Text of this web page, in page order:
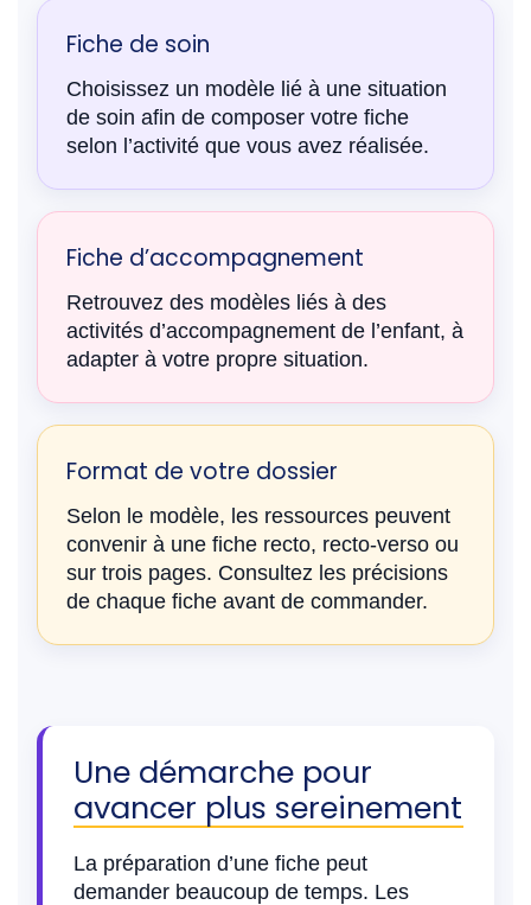
Fiche de soin
Choisissez un modèle lié à une situation
de soin afin de composer votre fiche
selon l’activité que vous avez réalisée.
Fiche d’accompagnement
Retrouvez des modèles liés à des
activités d’accompagnement de l’enfant, à
adapter à votre propre situation.
Format de votre dossier
Selon le modèle, les ressources peuvent
convenir à une fiche recto, recto-verso ou
sur trois pages. Consultez les précisions
de chaque fiche avant de commander.
Une démarche pour
avancer plus sereinement
La préparation d’une fiche peut
demander beaucoup de temps. Les